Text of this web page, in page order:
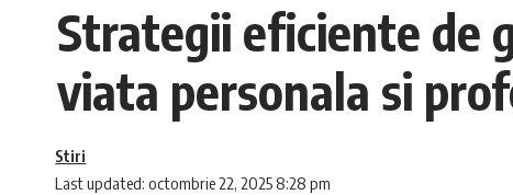
Strategii eficiente de
viata personala si
Last updated: octombrie 22, 2025 8:28 pm
Stiri